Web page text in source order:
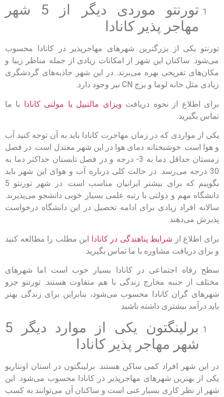
تورنتو موردی دیگر از 5 شهر
مهاجر پذیر کانادا
تورنتو یکی از بزرگترین شهرهای مهاجرپذیر در کانادا محسوب
می‌شود. ساکنان این شهر از امکانات زیادی از جمله مناظر زیبا و
مکان‌های تفریحی بهره می‌برند. در این شهر جاذبه‌های گردشگری
زیادی مثل خانه لوما و برج CN نیز وجود دارد.
برای اطلاع از نحوه دریافت ویزای مالتیپل یا مولتی کانادا با ما
تماس بگیرید.
یکی از مواردی که در زمان مهاجرت کانادا باید به آن توجه کنید آب‌
و هوا است. خوشبختانه دمای هوا در این شهر معتدل است. در فصل‌
زمستان حداقل دما به 3- درجه و در فصل تابستان حداکثر دما به
30 درجه می‌رسد. در حالت کلی درباره آب و هوای این شهر باید
بگوییم که برای بیشتر ایرانیان مناسب است. در شهر تورنتو 5
دانشگاه مهم و دولتی با رتبه علمی بسیار خوبی دانشجو می‌پذیرند.
سالانه افراد زیادی برای ادامه تحصیل در این دانشگاه درخواست
پذیرش می‌دهند.
برای اطلاع از شرایط پناهندگی در کانادا این مطلب را مطالعه کنید
و برای دریافت مشاوره با ما تماس بگیرید.
سطح رفاه اجتماعی در کانادا بسیار خوب است اما شهرهای
مختلف از جنبه مخارج زندگی با هم متفاوت هستند. تورنتو جزو
شهرهای گران کانادا محسوب می‌شود، بنابراین برای زندگی بهتر
باید درآمد بیشتری داشته باشید
برلینگتون یکی از موارد دیگر 5
شهر مهاجر پذیر کانادا
در این شهر افراد کمی ساکن هستند. برلینگتون در استان اونتاریو
یکی از بهترین شهرهای مهاجرپذیر در کانادا محسوب می‌شود. این
شهر از نظر کاری بسیار غنی است و ساکنان آن می‌توانند به کسب